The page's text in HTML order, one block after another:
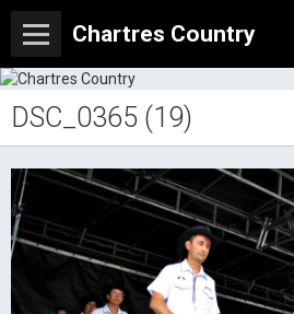
Chartres Country
DSC_0365 (19)